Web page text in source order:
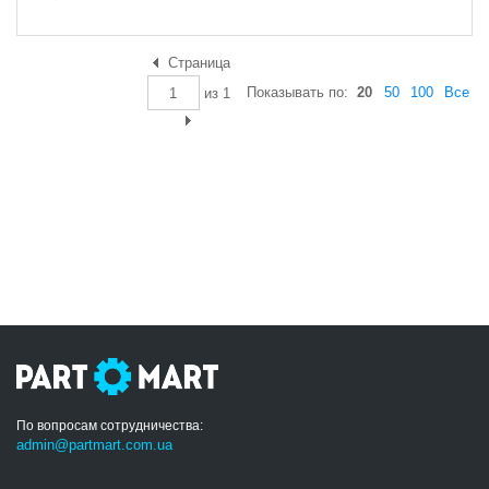
Страница
из 1 Показывать по: 20 50 100 Все
По вопросам сотрудничества:
admin@partmart.com.ua